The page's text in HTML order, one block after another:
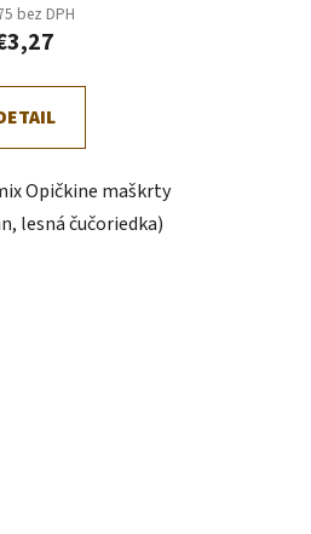
bez DPH
Opičkine maškrty
lesná čučoriedka)